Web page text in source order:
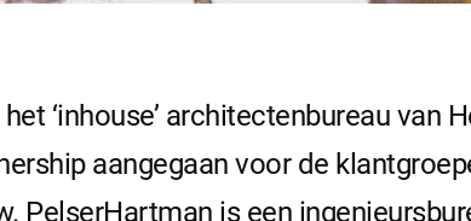
‘inhouse’ architectenbureau van
aangegaan voor de
PelserHartman is een